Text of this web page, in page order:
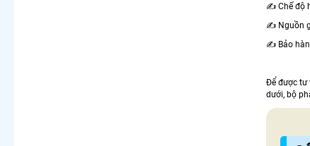
✍️ Chế độ
✍️ Nguồn
✍️ Bảo
Để được tư
dưới, bộ